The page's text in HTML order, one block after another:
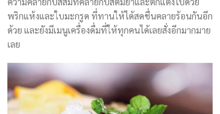
พริกแห้งและใบมะกรูด ที่ทานให้ได้สดชื่นคลายร้อนกันอีก
ด้วย และยังมีเมนูเครื่องดื่มที่ให้ทุกคนได้เลยสั่งอีกมากมาย
เลย